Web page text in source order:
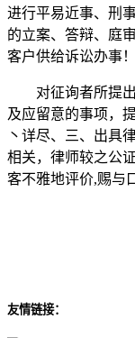
进行平易近事、刑
的立案、答辩、庭
客户供给诉讼办事！
对征询者所提出
及应留意的事项，
丶详尽、三、出具
相关，律师较之公
客不雅地评价,赐与
友情链接：